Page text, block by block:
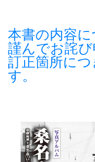
本書の内容
謹んでお詫
訂正箇所に
す。